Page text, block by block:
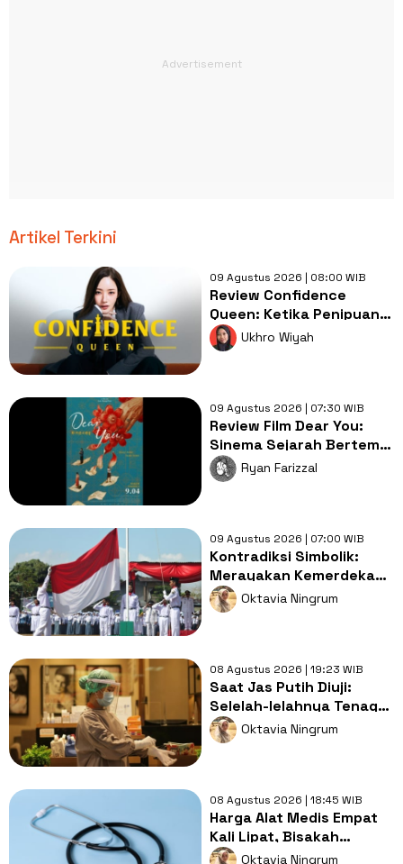
Artikel Terkini
09 Agustus 2026 | 08:00 WIB
Review Confidence
Queen: Ketika Penipuan
Menjadi Cara Menghukum
Penjahat
Ukhro Wiyah
09 Agustus 2026 | 07:30 WIB
Review Film Dear You:
Sinema Sejarah Bertema
Diaspora yang Luar Biasa
Indah
Ryan Farizzal
09 Agustus 2026 | 07:00 WIB
Kontradiksi Simbolik:
Merayakan Kemerdekaan
dengan Cara yang Masih
Feodal
Oktavia Ningrum
08 Agustus 2026 | 19:23 WIB
Saat Jas Putih Diuji:
Selelah-lelahnya Tenaga
Kesehatan, Tetap Lebih
Melelahkan Jadi Pasien
Oktavia Ningrum
08 Agustus 2026 | 18:45 WIB
Harga Alat Medis Empat
Kali Lipat, Bisakah
Layanan Kesehatan
Oktavia Ningrum